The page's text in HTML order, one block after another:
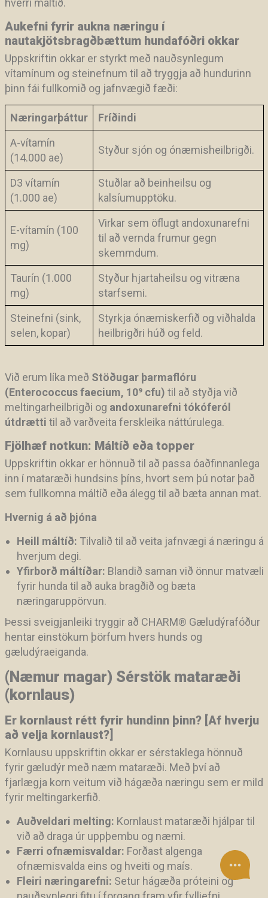
hverri máltíð.
Aukefni fyrir aukna næringu í
nautakjötsbragðbættum hundafóðri okkar
Uppskriftin okkar er styrkt með nauðsynlegum
vítamínum og steinefnum til að tryggja að hundurinn
þinn fái fullkomið og jafnvægið fæði:
Næringarþáttur
Fríðindi
A-vítamín
(14.000 ae)
Styður sjón og ónæmisheilbrigði.
D3 vítamín
(1.000 ae)
Stuðlar að beinheilsu og
kalsíumupptöku.
E-vítamín (100
mg)
Virkar sem öflugt andoxunarefni
til að vernda frumur gegn
skemmdum.
Taurín (1.000
mg)
Styður hjartaheilsu og vitræna
starfsemi.
Steinefni (sink,
selen, kopar)
Styrkja ónæmiskerfið og viðhalda
heilbrigðri húð og feld.
Við erum líka með Stöðugar þarmaflóru
(Enterococcus faecium, 10⁹ cfu) til að styðja við
meltingarheilbrigði og andoxunarefni tókóferól
útdrætti til að varðveita ferskleika náttúrulega.
Fjölhæf notkun: Máltíð eða topper
Uppskriftin okkar er hönnuð til að passa óaðfinnanlega
inn í mataræði hundsins þíns, hvort sem þú notar það
sem fullkomna máltíð eða álegg til að bæta annan mat.
Hvernig á að þjóna
Heill máltíð: Tilvalið til að veita jafnvægi á næringu á
hverjum degi.
Yfirborð máltíðar: Blandið saman við önnur matvæli
fyrir hunda til að auka bragðið og bæta
næringaruppörvun.
Þessi sveigjanleiki tryggir að CHARM® Gæludýrafóður
hentar einstökum þörfum hvers hunds og
gæludýraeiganda.
(Næmur magar) Sérstök mataræði
(kornlaus)
Er kornlaust rétt fyrir hundinn þinn? [Af hverju
að velja kornlaust?]
Kornlausu uppskriftin okkar er sérstaklega hönnuð
fyrir gæludýr með næm mataræði. Með því að
fjarlægja korn veitum við hágæða næringu sem er mild
fyrir meltingarkerfið.
Auðveldari melting: Kornlaust mataræði hjálpar til
við að draga úr uppþembu og næmi.
Færri ofnæmisvaldar: Forðast algenga
ofnæmisvalda eins og hveiti og maís.
Fleiri næringarefni: Setur hágæða próteini og